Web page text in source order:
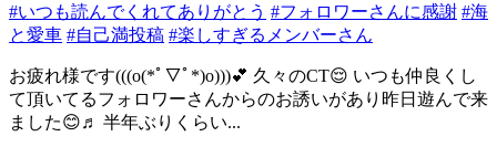
#いつも読んでくれてありがとう #フォロワーさんに感謝 #海
と愛車 #自己満投稿 #楽しすぎるメンバーさん
お疲れ様です(((o(*ﾟ▽ﾟ*)o)))💕 久々のCT😌 いつも仲良くし
て頂いてるフォロワーさんからのお誘いがあり昨日遊んで来
ました😊♬ 半年ぶりくらい...